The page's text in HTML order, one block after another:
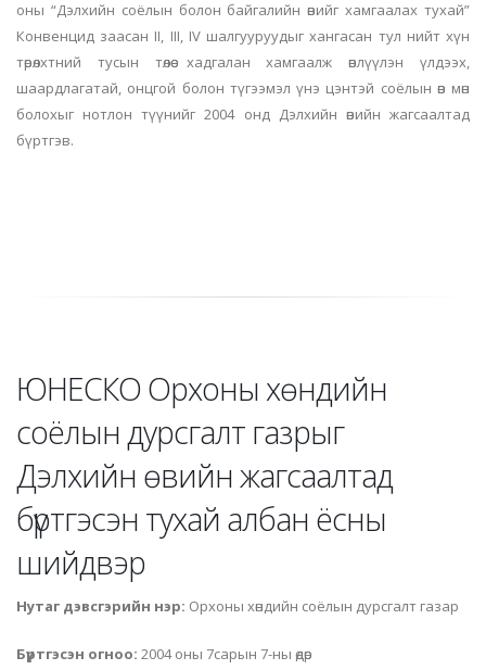
оны “Дэлхийн соёлын болон байгалийн өвийг хамгаалах тухай”
Конвенцид заасан II, III, IV шалгууруудыг хангасан тул нийт хүн
төрөлхтний тусын төлөө хадгалан хамгаалж өвлүүлэн үлдээх,
шаардлагатай, онцгой болон түгээмэл үнэ цэнтэй соёлын өв мөн
болохыг нотлон түүнийг 2004 онд Дэлхийн өвийн жагсаалтад
бүртгэв.
ЮНЕСКО Орхоны хөндийн
соёлын дурсгалт газрыг
Дэлхийн өвийн жагсаалтад
бүртгэсэн тухай албан ёсны
шийдвэр
Нутаг дэвсгэрийн нэр: Орхоны хөндийн соёлын дурсгалт газар
Бүртгэсэн огноо: 2004 оны 7сарын 7-ны өдөр